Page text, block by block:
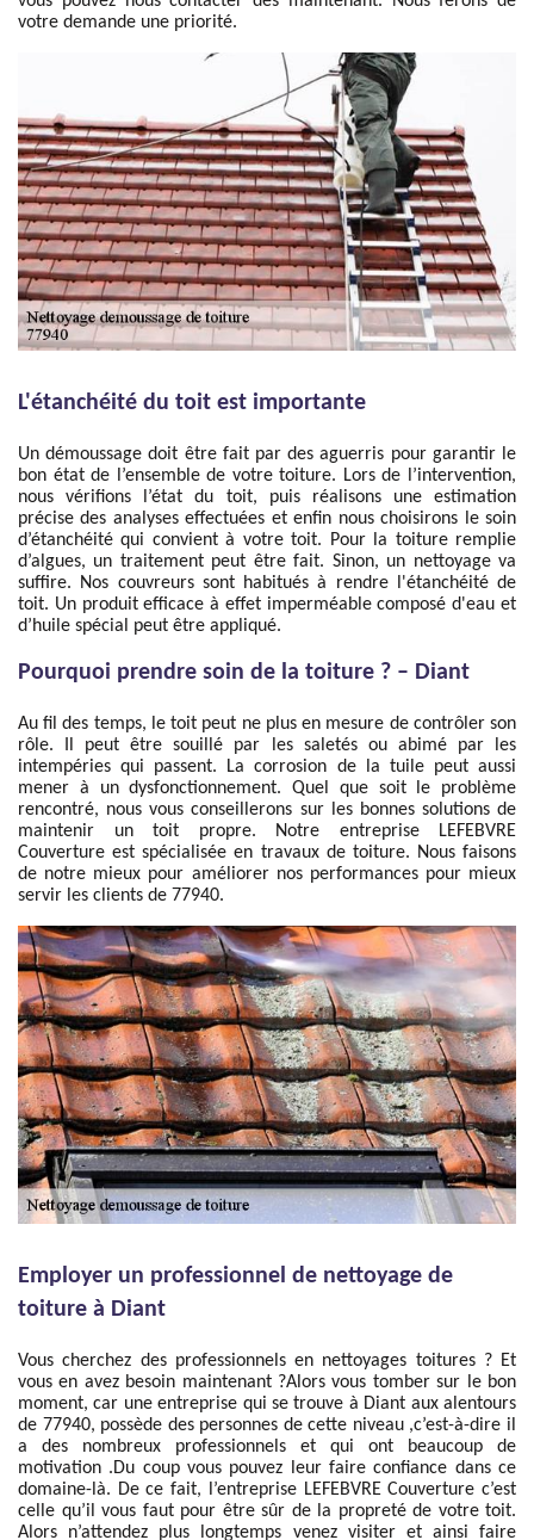
votre demande une priorité.
L'étanchéité du toit est importante
Un démoussage doit être fait par des aguerris pour garantir le
bon état de l’ensemble de votre toiture. Lors de l’intervention,
nous vérifions l’état du toit, puis réalisons une estimation
précise des analyses effectuées et enfin nous choisirons le soin
d’étanchéité qui convient à votre toit. Pour la toiture remplie
d’algues, un traitement peut être fait. Sinon, un nettoyage va
suffire. Nos couvreurs sont habitués à rendre l'étanchéité de
toit. Un produit efficace à effet imperméable composé d'eau et
d’huile spécial peut être appliqué.
Pourquoi prendre soin de la toiture ? – Diant
Au fil des temps, le toit peut ne plus en mesure de contrôler son
rôle. Il peut être souillé par les saletés ou abimé par les
intempéries qui passent. La corrosion de la tuile peut aussi
mener à un dysfonctionnement. Quel que soit le problème
rencontré, nous vous conseillerons sur les bonnes solutions de
maintenir un toit propre. Notre entreprise LEFEBVRE
Couverture est spécialisée en travaux de toiture. Nous faisons
de notre mieux pour améliorer nos performances pour mieux
servir les clients de 77940.
Employer un professionnel de nettoyage de
toiture à Diant
Vous cherchez des professionnels en nettoyages toitures ? Et
vous en avez besoin maintenant ?Alors vous tomber sur le bon
moment, car une entreprise qui se trouve à Diant aux alentours
de 77940, possède des personnes de cette niveau ,c’est-à-dire il
a des nombreux professionnels et qui ont beaucoup de
motivation .Du coup vous pouvez leur faire confiance dans ce
domaine-là. De ce fait, l’entreprise LEFEBVRE Couverture c’est
celle qu’il vous faut pour être sûr de la propreté de votre toit.
Alors n’attendez plus longtemps venez visiter et ainsi faire